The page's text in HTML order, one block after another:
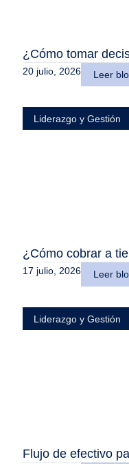
¿Cómo tomar
20 julio, 2026 Leer
Liderazgo y Gestión
¿Cómo cobrar a
17 julio, 2026 Leer
Liderazgo y Gestión
Flujo de efectivo